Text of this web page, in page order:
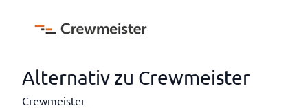
Alternativ zu Crewmeister
Crewmeister